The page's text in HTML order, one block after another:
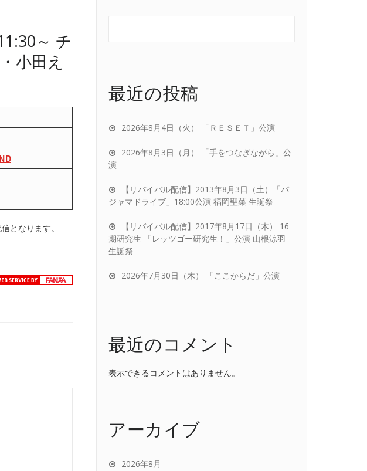
～ チ
小田え
となります。
最近の投稿
2026年8月4日（火） 「ＲＥＳＥＴ」公演
2026年8月3日（月） 「手をつなぎながら」公
演
【リバイバル配信】2013年8月3日（土）「パ
ジャマドライブ」18:00公演 福岡聖菜 生誕祭
【リバイバル配信】2017年8月17日（木） 16
期研究生 「レッツゴー研究生！」公演 山根涼羽
生誕祭
2026年7月30日（木） 「ここからだ」公演
最近のコメント
表示できるコメントはありません。
アーカイブ
2026年8月